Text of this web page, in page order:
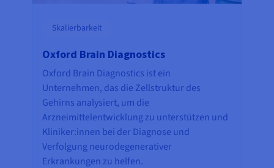
Skalierbarkeit
Oxford Brain Diagnostics
Oxford Brain Diagnostics ist ein
Unternehmen, das die Zellstruktur des
Gehirns analysiert, um die
Arzneimittelentwicklung zu unterstützen und
Kliniker:innen bei der Diagnose und
Verfolgung neurodegenerativer
Erkrankungen zu helfen.